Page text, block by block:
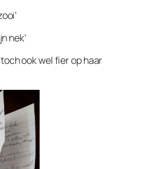
nek’
ook wel fier op haar